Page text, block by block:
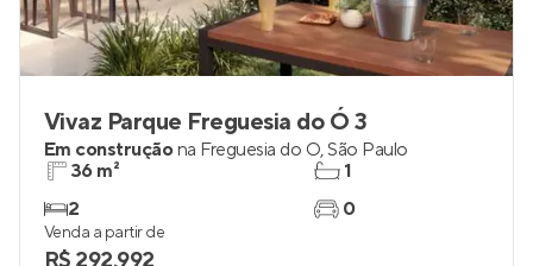
Vivaz Parque Freguesia do Ó 3
Em construçãona Freguesia do Ó,São Paulo
36 m²
2
1
0
Venda a partir de